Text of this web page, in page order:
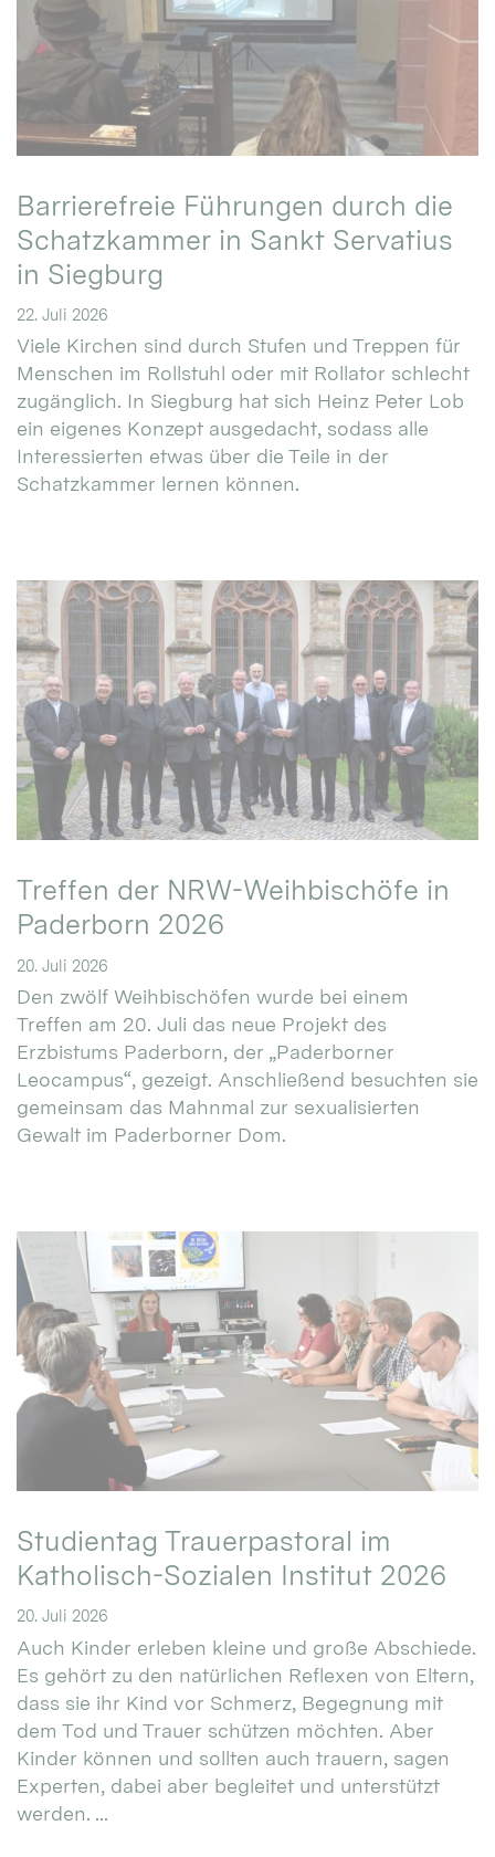
Barrierefreie Führungen durch die
Schatzkammer in Sankt Servatius
in Siegburg
22. Juli 2026
Viele Kirchen sind durch Stufen und Treppen für
Menschen im Rollstuhl oder mit Rollator schlecht
zugänglich. In Siegburg hat sich Heinz Peter Lob
ein eigenes Konzept ausgedacht, sodass alle
Interessierten etwas über die Teile in der
Schatzkammer lernen können.
Treffen der NRW-Weihbischöfe in
Paderborn 2026
20. Juli 2026
Den zwölf Weihbischöfen wurde bei einem
Treffen am 20. Juli das neue Projekt des
Erzbistums Paderborn, der „Paderborner
Leocampus“, gezeigt. Anschließend besuchten sie
gemeinsam das Mahnmal zur sexualisierten
Gewalt im Paderborner Dom.
Studientag Trauerpastoral im
Katholisch-Sozialen Institut 2026
20. Juli 2026
Auch Kinder erleben kleine und große Abschiede.
Es gehört zu den natürlichen Reflexen von Eltern,
dass sie ihr Kind vor Schmerz, Begegnung mit
dem Tod und Trauer schützen möchten. Aber
Kinder können und sollten auch trauern, sagen
Experten, dabei aber begleitet und unterstützt
werden. ...